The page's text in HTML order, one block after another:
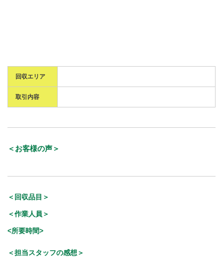
回収エリア
取引内容
＜お客様の声＞
＜回収品目＞
＜作業人員＞
<所要時間>
＜担当スタッフの感想＞